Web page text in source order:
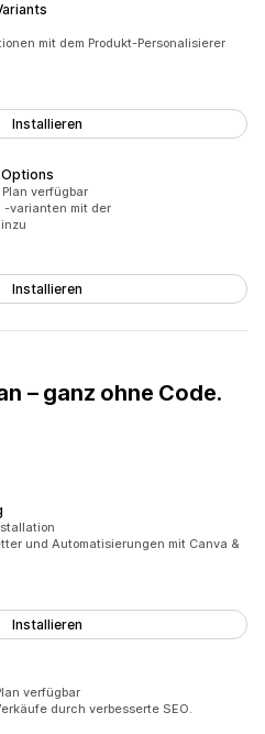
mit dem Produkt-Personalisierer
Installieren
verfügbar
-varianten mit der
Installieren
– ganz ohne Code.
und Automatisierungen mit Canva &
Installieren
verfügbar
durch verbesserte SEO.